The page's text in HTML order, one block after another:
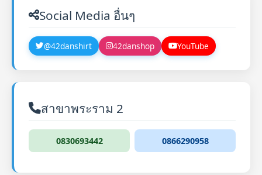
Social Media อื่นๆ
@42danshirt 42danshop YouTube
สาขาพระราม 2
0830693442 0866290958